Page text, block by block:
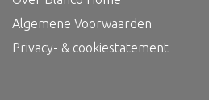
Algemene Voorwaarden
Privacy- & cookiestatement